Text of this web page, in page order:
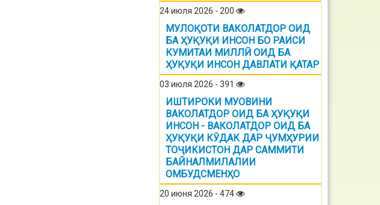
24 июля 2026 - 200
МУЛОҚОТИ ВАКОЛАТДОР ОИД
БА ҲУҚУҚИ ИНСОН БО РАИСИ
КУМИТАИ МИЛЛӢ ОИД БА
ҲУҚУҚИ ИНСОН ДАВЛАТИ ҚАТАР
03 июля 2026 - 391
ИШТИРОКИ МУОВИНИ
ВАКОЛАТДОР ОИД БА ҲУҚУҚИ
ИНСОН - ВАКОЛАТДОР ОИД БА
ҲУҚУҚИ КӮДАК ДАР ҶУМҲУРИИ
ТОҶИКИСТОН ДАР САММИТИ
БАЙНАЛМИЛАЛИИ
ОМБУДСМЕНҲО
20 июня 2026 - 474